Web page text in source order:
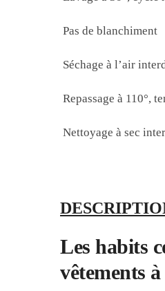
Pas de blanchiment
Séchage à l’air
Repassage à 110°,
Nettoyage à sec
Les habits
vêtements